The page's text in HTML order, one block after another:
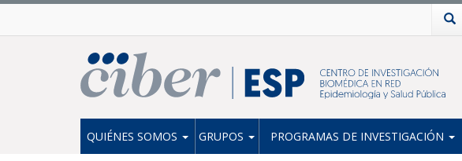
QUIÉNES SOMOS GRUPOS PROGRAMAS DE INVESTIGACIÓN